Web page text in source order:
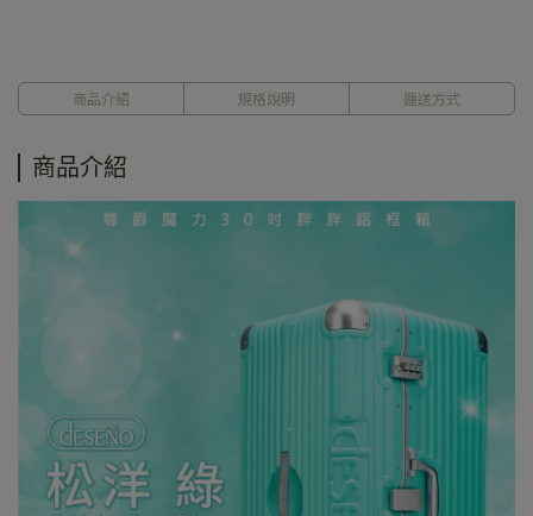
商品介紹 規格說明 運送方式
商品介紹